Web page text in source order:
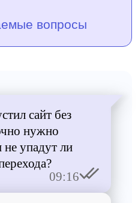
вопросы
сайт без
нужно
не упадут ли
09:16